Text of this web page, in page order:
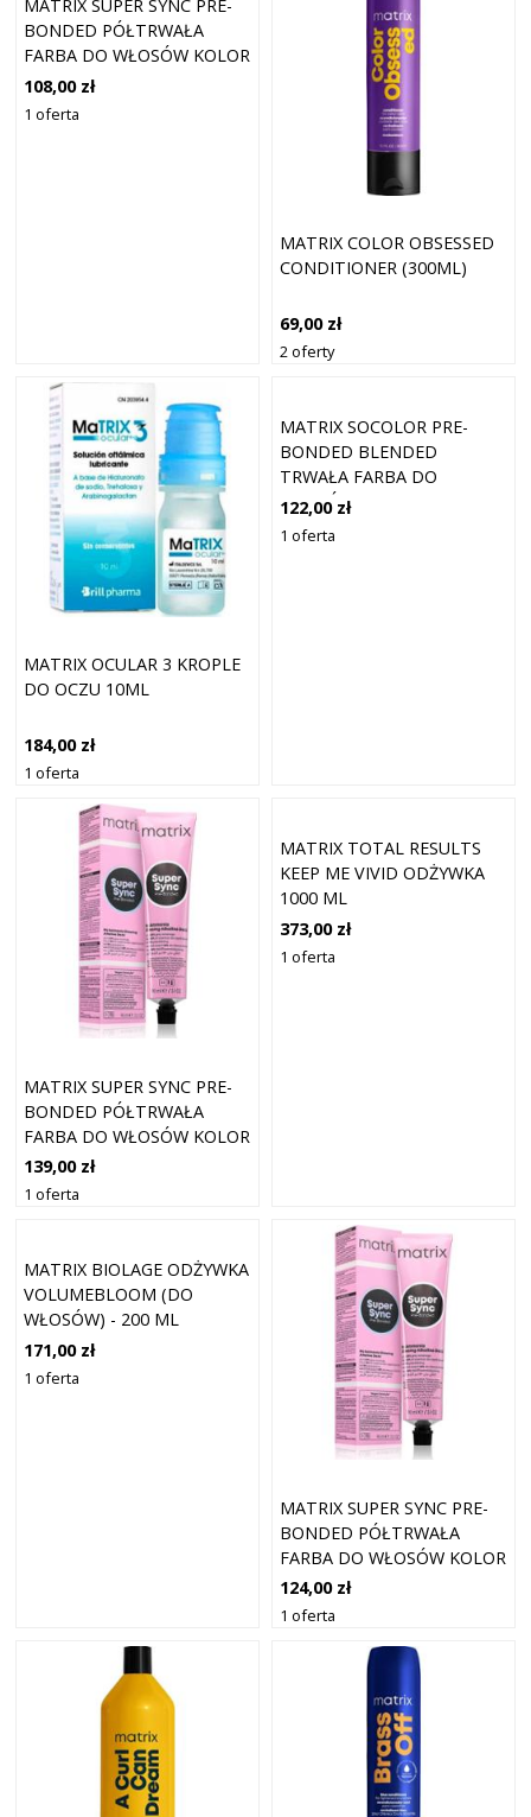
MATRIX SUPER SYNC PRE-
BONDED PÓŁTRWAŁA
FARBA DO WŁOSÓW KOLOR
11V FIOLETOWY EXTRA
JASNY BLONDE 90 ML
108,00 zł
1 oferta
MATRIX COLOR OBSESSED
CONDITIONER (300ML)
69,00 zł
2 oferty
MATRIX OCULAR 3 KROPLE
DO OCZU 10ML
184,00 zł
1 oferta
MATRIX SOCOLOR PRE-
BONDED BLENDED
TRWAŁA FARBA DO
WŁOSÓW 5AV HELLBRAUN
ASCH VIOLETT 90 ML
122,00 zł
1 oferta
MATRIX SUPER SYNC PRE-
BONDED PÓŁTRWAŁA
FARBA DO WŁOSÓW KOLOR
9NA NEUTRAL ASH BARDZO
JASNY BLONDE 90 ML
139,00 zł
1 oferta
MATRIX TOTAL RESULTS
KEEP ME VIVID ODŻYWKA
1000 ML
373,00 zł
1 oferta
MATRIX BIOLAGE ODŻYWKA
VOLUMEBLOOM (DO
WŁOSÓW) - 200 ML
171,00 zł
1 oferta
MATRIX SUPER SYNC PRE-
BONDED PÓŁTRWAŁA
FARBA DO WŁOSÓW KOLOR
7NA NEUTRAL ASH MEDIUM
BROWN 90 ML
124,00 zł
1 oferta